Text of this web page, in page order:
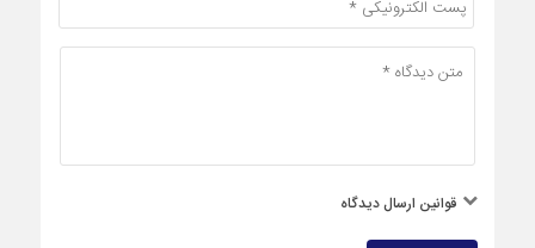
قوانین ارسال دیدگاه